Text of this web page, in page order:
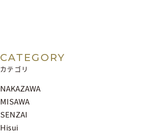
CATEGORY
カテゴリ
NAKAZAWA
MISAWA
SENZAI
Hisui